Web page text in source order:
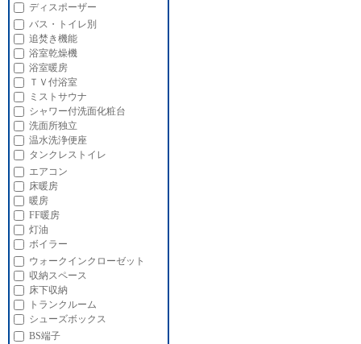
ディスポーザー
バス・トイレ別
追焚き機能
浴室乾燥機
浴室暖房
ＴＶ付浴室
ミストサウナ
シャワー付洗面化粧台
洗面所独立
温水洗浄便座
タンクレストイレ
エアコン
床暖房
暖房
FF暖房
灯油
ボイラー
ウォークインクローゼット
収納スペース
床下収納
トランクルーム
シューズボックス
BS端子